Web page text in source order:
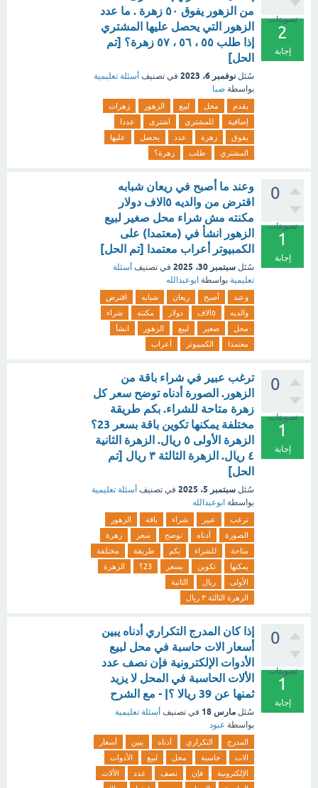
تصويتات
2
إجابة
من الزهور يفوق ٥٠ زهرة . ما عدد
الزهور التي يحصل عليها المشتري
إذا طلب ٥٥ ، ٥٦ ، ٥٧ زهرة؟ [تم
الحل]
سُئل نوفمبر 6، 2023 في تصنيف أسئلة تعليمية
بواسطة صبا
يقدم محل لبيع الزهور
زهرات
إضافية
للمشتري اشترى
عددا
يفوق
زهرة عدد يحصل
عليها
المشتري
طلب زهرة؟
0
تصويتات
1
إجابة
وعند ما أصبح في ريعان شبابه
اقترض من والديه ٥الاف دولار
مكنته مش شراء محل صغير لبيع
الزهور انشأ في (معتمدا) على
الكمبيوتر أعراب معتمدا [تم الحل]
سُئل سبتمبر 30، 2025 في تصنيف أسئلة
تعليمية بواسطة ابوعبدالله
وعند أصبح ريعان شبابه
اقترض
والديه
٥الاف دولار مكنته
شراء
محل
صغير لبيع الزهور
انشأ
معتمدا
الكمبيوتر أعراب
0
تصويتات
1
إجابة
ترغب عبير في شراء باقة من
الزهور. الصورة أدناه توضح سعر كل
زهرة متاحة للشراء. بكم طريقة
مختلفة يمكنها تكوين باقة بسعر 23؟
الزهرة الأولى ٥ ريال. الزهرة الثانية
٤ ريال. الزهرة الثالثة ٣ ريال [تم
الحل]
سُئل سبتمبر 5، 2025 في تصنيف أسئلة تعليمية
بواسطة ابوعبدالله
ترغب عبير شراء باقة
الزهور
الصورة
أدناه توضح سعر
زهرة
متاحة
للشراء بكم طريقة
مختلفة
يمكنها
تكوين بسعر 23؟
الزهرة
الأولى
ريال
الثانية
الزهرة الثالثة ٣ ريال
0
تصويتات
1
إجابة
إذا كان المدرج التكراري أدناه يبين
أسعار الات حاسبة في محل لبيع
الأدوات الإلكترونية فإن نصف عدد
الألات الحاسبة في المحل لا يزيد
ثمنها عن 39 ريالا ؟| - مع الشرح
سُئل مارس 18 في تصنيف أسئلة تعليمية
بواسطة عبود
المدرج التكراري أدناه يبين
أسعار
الات
حاسبة محل لبيع
الأدوات
الإلكترونية
فإن نصف عدد
الألات